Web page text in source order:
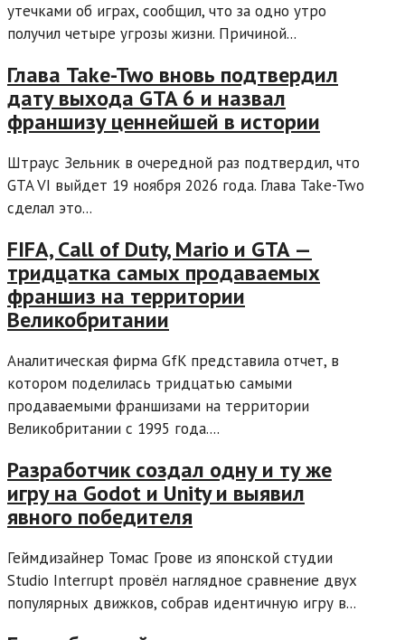
утечками об играх, сообщил, что за одно утро
получил четыре угрозы жизни. Причиной...
Глава Take-Two вновь подтвердил
дату выхода GTA 6 и назвал
франшизу ценнейшей в истории
Штраус Зельник в очередной раз подтвердил, что
GTA VI выйдет 19 ноября 2026 года. Глава Take-Two
сделал это...
FIFA, Call of Duty, Mario и GTA —
тридцатка самых продаваемых
франшиз на территории
Великобритании
Аналитическая фирма GfK представила отчет, в
котором поделилась тридцатью самыми
продаваемыми франшизами на территории
Великобритании с 1995 года....
Разработчик создал одну и ту же
игру на Godot и Unity и выявил
явного победителя
Геймдизайнер Томас Грове из японской студии
Studio Interrupt провёл наглядное сравнение двух
популярных движков, собрав идентичную игру в...